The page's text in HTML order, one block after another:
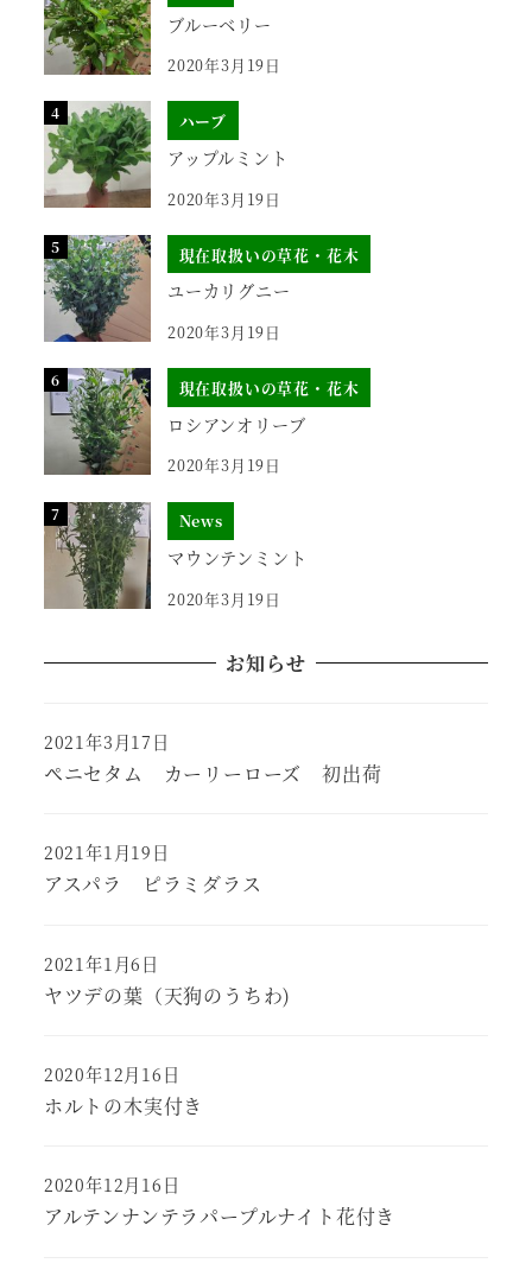
ブルーベリー
2020年3月19日
ハーブ
アップルミント
2020年3月19日
現在取扱いの草花・花木
ユーカリグニー
2020年3月19日
現在取扱いの草花・花木
ロシアンオリーブ
2020年3月19日
News
マウンテンミント
2020年3月19日
お知らせ
ペニセタム カーリーローズ 初出荷
2021年3月17日
アスパラ ピラミダラス
2021年1月19日
ヤツデの葉（天狗のうちわ)
2021年1月6日
ホルトの木実付き
2020年12月16日
アルテンナンテラパープルナイト花付き
2020年12月16日